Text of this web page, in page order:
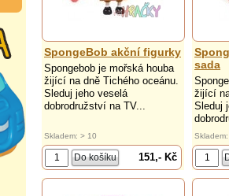
SpongeBob akční figurky
Spongebob je mořská houba
žijící na dně Tichého oceánu.
Sleduj jeho veselá
dobrodružství na TV...
Skladem: > 10
151,- Kč
sada
žijící
Sleduj